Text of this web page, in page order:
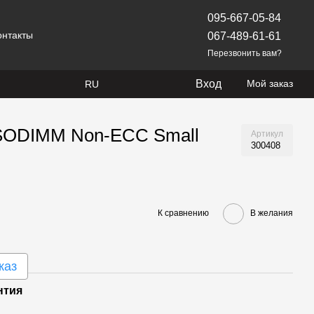
095-667-05-84
067-489-61-61
Перезвонить вам?
RU Вход Мой заказ
Non-ECC Small
Артикул
300408
К сравнению В желания